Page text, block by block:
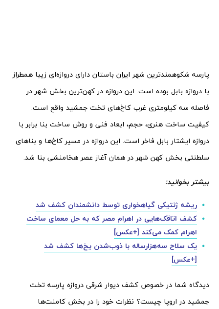
پارسه شکوهمندترین شهر ایران باستان دارای دروازه‌ای زیبا همطراز
با دروازه بابل بوده است. این دروازه در کهن‌ترین بخش شهر در
فاصله سه کیلومتری غرب کاخ‌های تخت جمشید واقع است.
کیفیت ساخت هنری، حجم، ابعاد فنی و روش ساخت بنا برابر با
دروازه ایشتار بابل فاخر است. این دروازه در مسیر کاخ‌ها و بناهای
سلطنتی بخش کهن شهر در همان آغاز عصر هخامنشی بنا شد.
بیشتر بخوانید:
ریشه ژنتیکی گیاهخواری توسط دانشمندان کشف شد
کشف اتاقک‌هایی در اهرام مصر که به حل معمای ساخت
اهرام کمک می‌کند [+عکس]
یک سلاح سه‌هزارساله با ذوب‌شدن یخ‌ها کشف شد
[+عکس]
دیدگاه شما در خصوص کشف دیوار شرقی دروازه پارسه تخت
جمشید در اروپا چیست؟ نظرات خود را در بخش کامنت‌ها